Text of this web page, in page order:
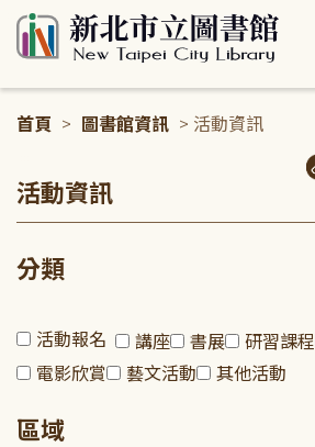
首頁 > 圖書館資訊 > 活動資訊
活動資訊
分類
活動報名 講座 書展 研習課程
電影欣賞
藝文活動 其他活動
區域